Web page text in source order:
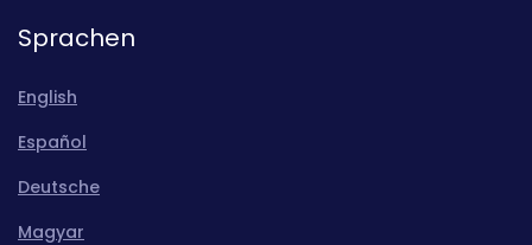
Sprachen
English
Español
Deutsche
Magyar